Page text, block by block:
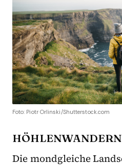
Foto: Piotr Orlinski/Shutterstock.com
Die mondgleiche